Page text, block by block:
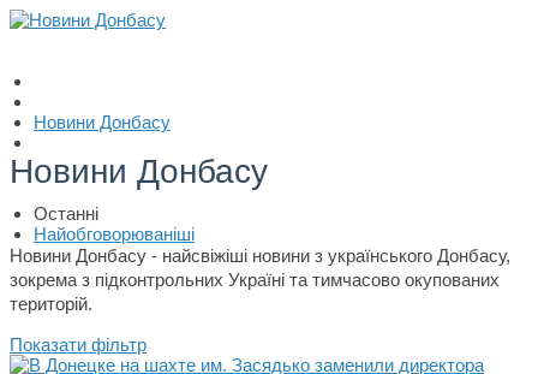
Новини Донбасу
Новини Донбасу
Останні
Найобговорюваніші
Новини Донбасу - найсвіжіші новини з українського Донбасу,
зокрема з підконтрольних Україні та тимчасово окупованих
територій.
Показати фільтр